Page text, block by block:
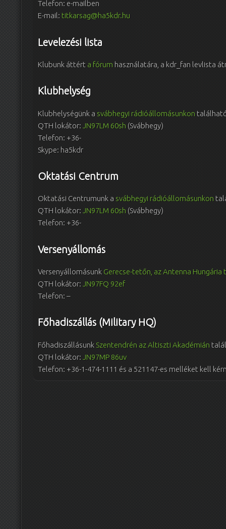
Telefon: e-mailben
E-mail: titkarsag@ha5kdr.hu
Levelezési lista
Klubunk áttért a fórum használatára, a kdr_fan levlista
Klubhelység
Klubhelységünk a svábhegyi rádióállomásunkon
QTH lokátor: JN97LM 60sh (Svábhegy)
Telefon: +36-
Skype: ha5kdr
Oktatási Centrum
Oktatási Centrumunk a svábhegyi rádióállomásunkon
QTH lokátor: JN97LM 60sh (Svábhegy)
Telefon: +36-
Versenyállomás
Versenyállomásunk Gerecse-tetőn, az Antenna Hungária
QTH lokátor: JN97FQ 92ef
Telefon: –
Főhadiszállás (Military HQ)
Főhadiszállásunk Szentendrén az Altiszti Akadémián
QTH lokátor: JN97MP 86uv
Telefon: +36-1-474-1111 és a 521147-es melléket kell